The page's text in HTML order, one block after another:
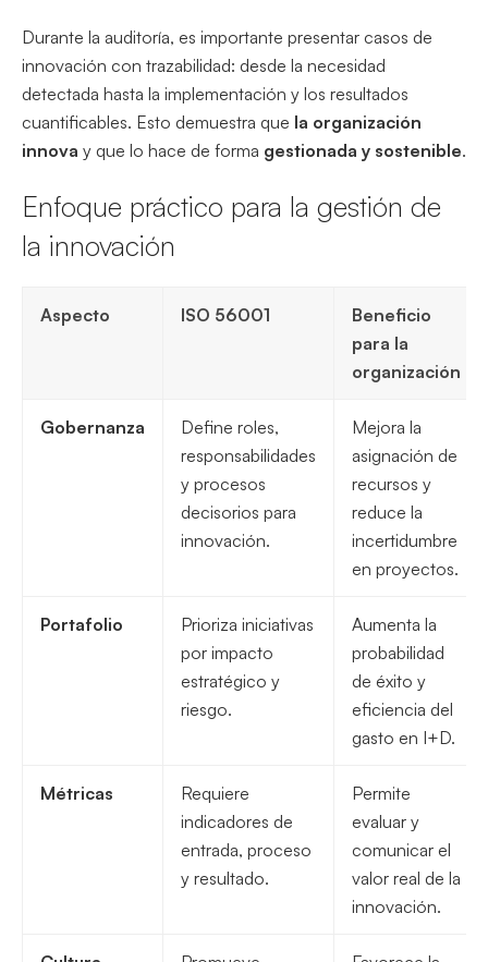
Durante la auditoría, es importante presentar casos de
innovación con trazabilidad: desde la necesidad
detectada hasta la implementación y los resultados
cuantificables. Esto demuestra que la organización
innova y que lo hace de forma gestionada y sostenible.
Enfoque práctico para la gestión de
la innovación
Aspecto ISO 56001
Beneficio
para la
organización
Gobernanza
Define roles,
responsabilidades
y procesos
decisorios para
innovación.
Mejora la
asignación de
recursos y
reduce la
incertidumbre
en proyectos.
Portafolio
Prioriza iniciativas
por impacto
estratégico y
riesgo.
Aumenta la
probabilidad
de éxito y
eficiencia del
gasto en I+D.
Métricas
Requiere
indicadores de
entrada, proceso
y resultado.
Permite
evaluar y
comunicar el
valor real de la
innovación.